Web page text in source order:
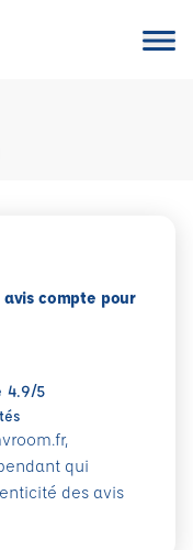
compte pour
4.9/5
qui
des avis